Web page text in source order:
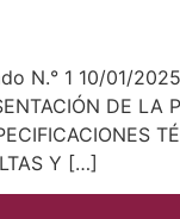
N.° 1 10/01/
DE
Y […]